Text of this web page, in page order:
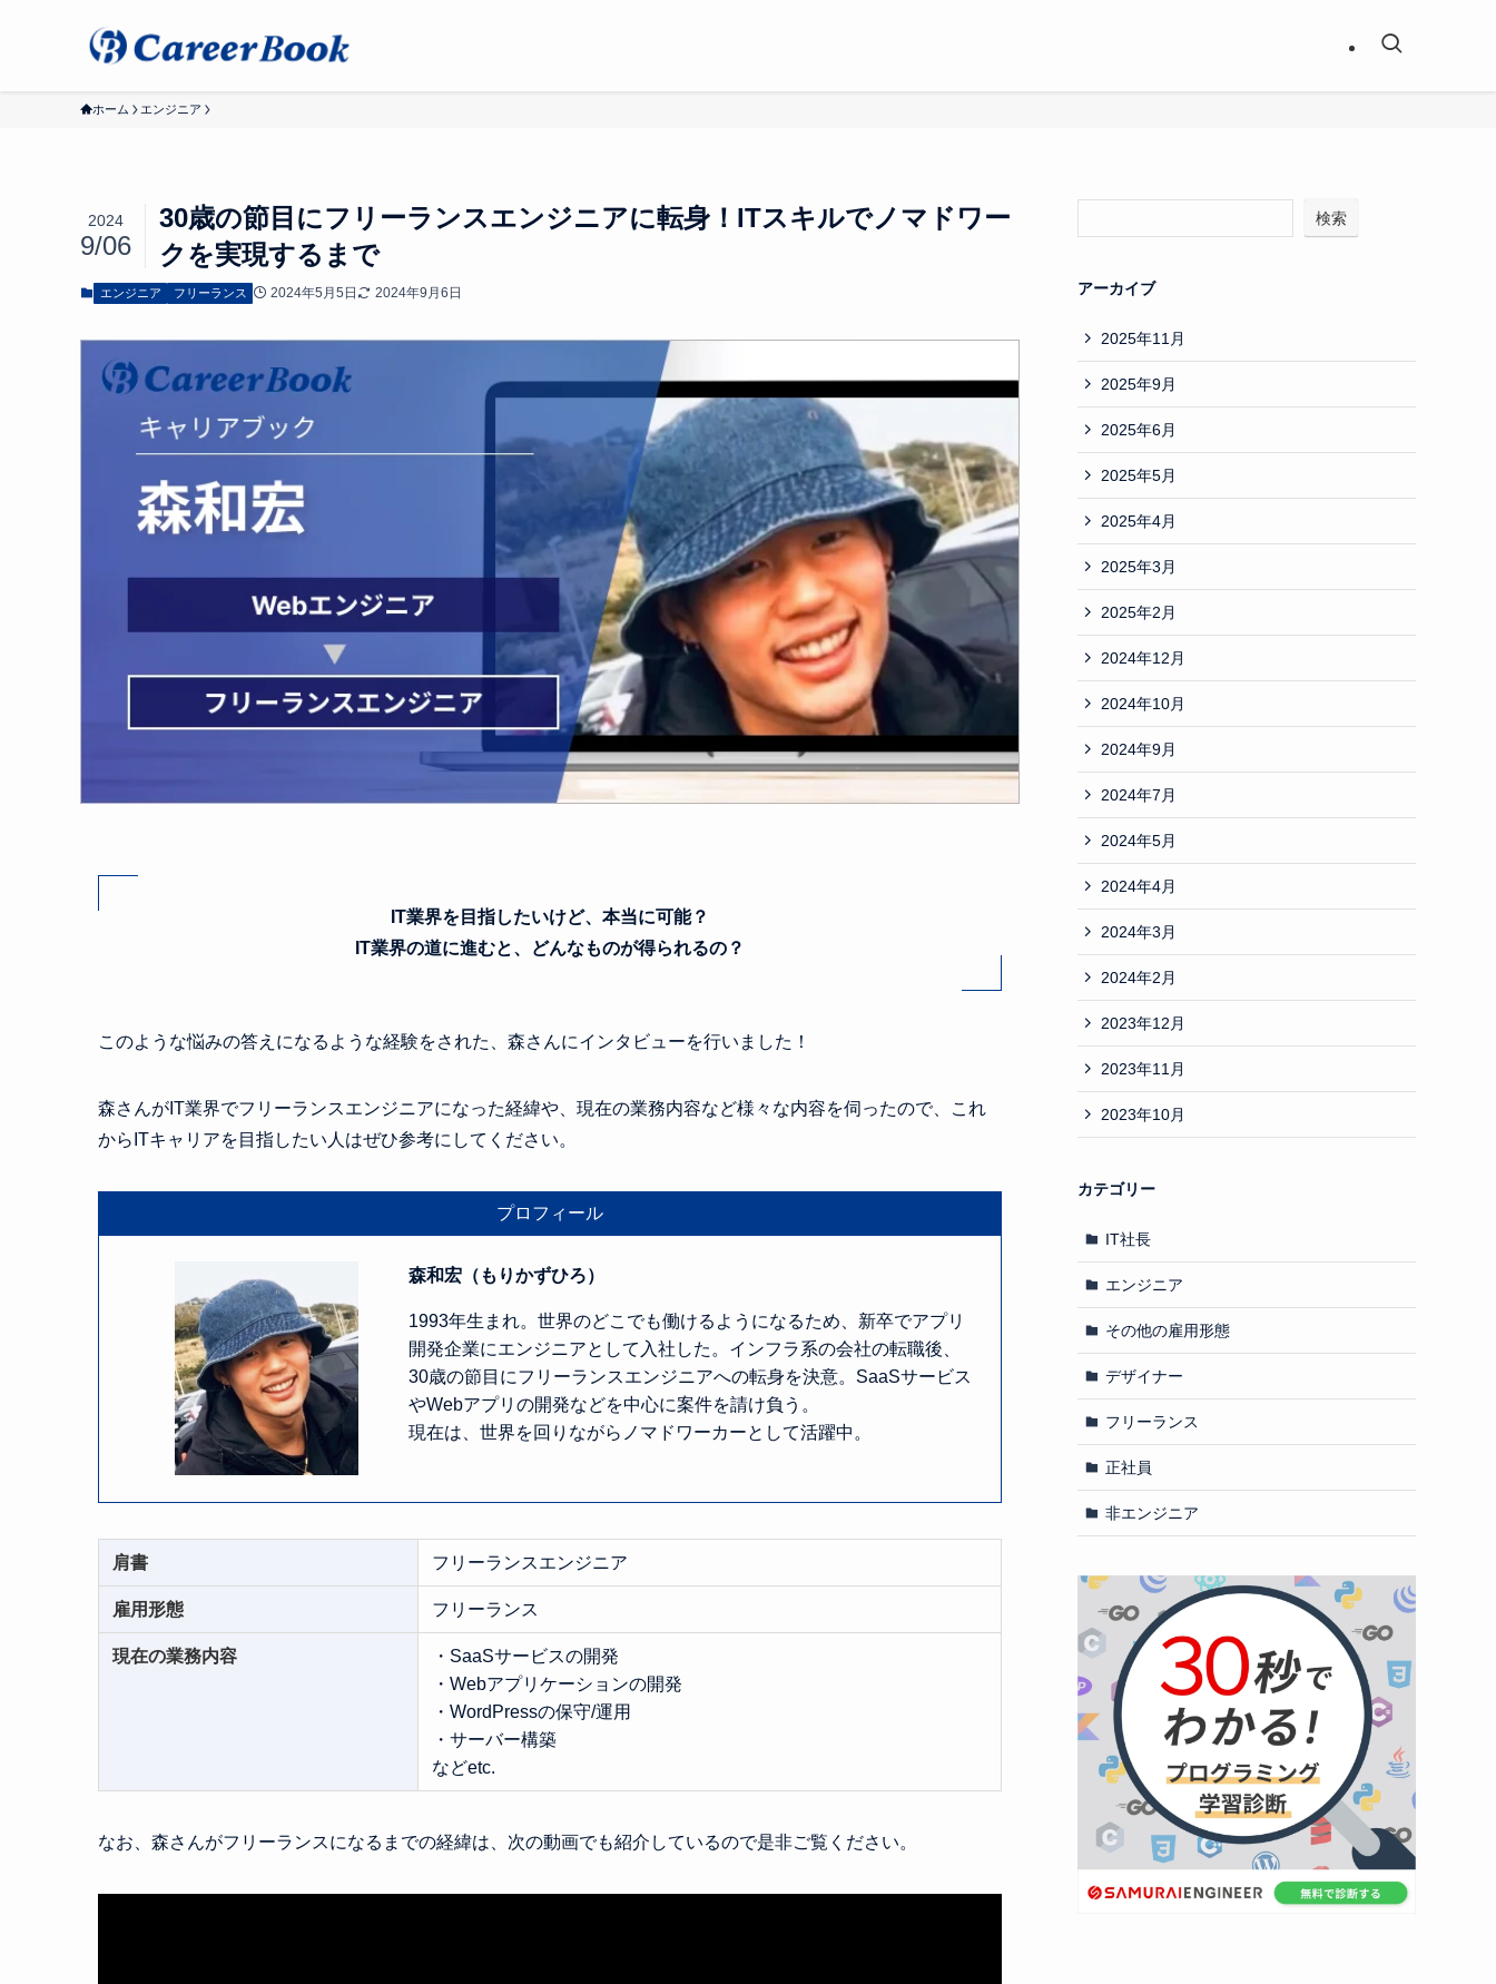
ホーム エンジニア
30歳の節目にフリーランスエンジニアに転身！ITスキルでノマドワー
クを実現するまで
2024
9/06
エンジニア フリーランス 2024年5月5日 2024年9月6日
IT業界を目指したいけど、本当に可能？
IT業界の道に進むと、どんなものが得られるの？
このような悩みの答えになるような経験をされた、森さんにインタビューを行いました！
森さんがIT業界でフリーランスエンジニアになった経緯や、現在の業務内容など様々な内容を伺ったので、これ
からITキャリアを目指したい人はぜひ参考にしてください。
プロフィール
森和宏（もりかずひろ）
1993年生まれ。世界のどこでも働けるようになるため、新卒でアプリ
開発企業にエンジニアとして入社した。インフラ系の会社の転職後、
30歳の節目にフリーランスエンジニアへの転身を決意。SaaSサービス
やWebアプリの開発などを中心に案件を請け負う。
現在は、世界を回りながらノマドワーカーとして活躍中。
肩書 フリーランスエンジニア
雇用形態 フリーランス
現在の業務内容
・SaaSサービスの開発
・Webアプリケーションの開発
・WordPressの保守/運用
・サーバー構築
などetc.
なお、森さんがフリーランスになるまでの経緯は、次の動画でも紹介しているので是非ご覧ください。
検索
アーカイブ
2025年11月
2025年9月
2025年6月
2025年5月
2025年4月
2025年3月
2025年2月
2024年12月
2024年10月
2024年9月
2024年7月
2024年5月
2024年4月
2024年3月
2024年2月
2023年12月
2023年11月
2023年10月
カテゴリー
IT社長
エンジニア
その他の雇用形態
デザイナー
フリーランス
正社員
非エンジニア